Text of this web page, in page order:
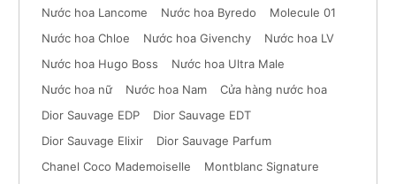
Nước hoa Lancome
Nước hoa Byredo
Molecule 01
Nước hoa Chloe
Nước hoa Givenchy
Nước hoa LV
Nước hoa Hugo Boss
Nước hoa Ultra Male
Nước hoa nữ
Nước hoa Nam
Cửa hàng nước hoa
Dior Sauvage EDP
Dior Sauvage EDT
Dior Sauvage Elixir
Dior Sauvage Parfum
Chanel Coco Mademoiselle
Montblanc Signature